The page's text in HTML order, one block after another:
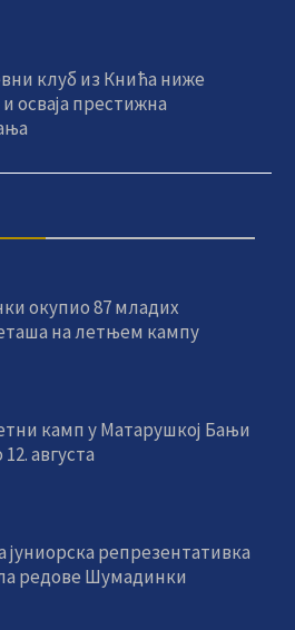
клуб из Кнића ниже
осваја престижна
окупио 87 младих
на летњем кампу
камп у Матарушкој Бањи
августа
јуниорска репрезентативка
редове Шумадинки